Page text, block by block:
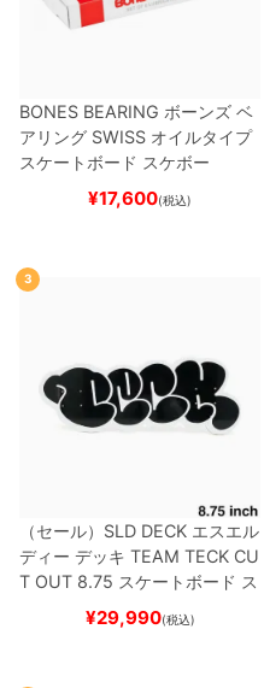
BONES BEARING ボーンズ ベ
アリング SWISS オイルタイプ
スケートボード スケボー
¥17,600(税込)
3
（セール） SLD DECK エスエル
ディー デッキ TEAM TECK CU
T OUT 8.75 スケートボード ス
¥29,990(税込)